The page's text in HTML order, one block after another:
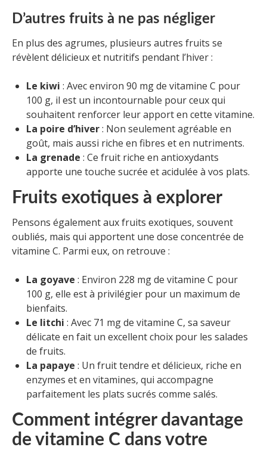
D’autres fruits à ne pas négliger
En plus des agrumes, plusieurs autres fruits se
révèlent délicieux et nutritifs pendant l’hiver :
Le kiwi : Avec environ 90 mg de vitamine C pour
100 g, il est un incontournable pour ceux qui
souhaitent renforcer leur apport en cette vitamine.
La poire d’hiver: Non seulement agréable en
goût, mais aussi riche en fibres et en nutriments.
La grenade : Ce fruit riche en antioxydants
apporte une touche sucrée et acidulée à vos plats.
Fruits exotiques à explorer
Pensons également aux fruits exotiques, souvent
oubliés, mais qui apportent une dose concentrée de
vitamine C. Parmi eux, on retrouve :
La goyave : Environ 228 mg de vitamine C pour
100 g, elle est à privilégier pour un maximum de
bienfaits.
Le litchi : Avec 71 mg de vitamine C, sa saveur
délicate en fait un excellent choix pour les salades
de fruits.
La papaye : Un fruit tendre et délicieux, riche en
enzymes et en vitamines, qui accompagne
parfaitement les plats sucrés comme salés.
Comment intégrer davantage
de vitamine C dans votre